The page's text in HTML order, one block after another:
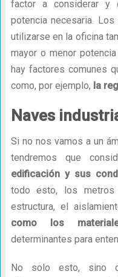
factor a considerar y
potencia necesaria. Los
utilizarse en la oficina
mayor o menor
hay factores comunes
como, por ejemplo, la
Naves
Si no nos vamos a un
tendremos que
edificación y sus
todo esto, los metros
estructura, el
como los
determinantes para
No solo esto, sino